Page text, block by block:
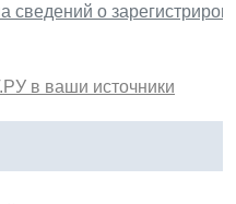
сведений о
в ваши источники